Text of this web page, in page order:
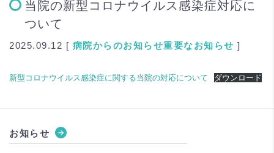
当院の新型コロナウイルス感染症対応に
ついて
2025.09.12 [ 病院からのお知らせ重要なお知らせ ]
新型コロナウイルス感染症に関する当院の対応について ダウンロード
お知らせ